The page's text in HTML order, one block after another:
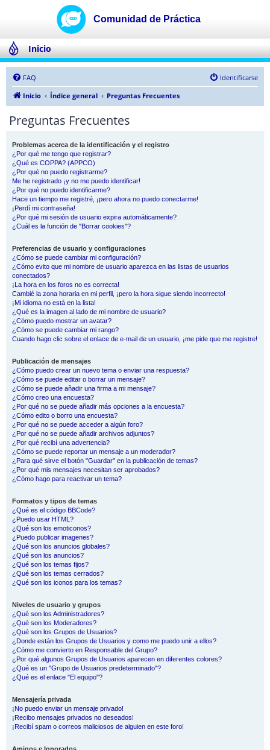
Inicio
FAQ
Identificarse
Inicio
Índice general Preguntas Frecuentes
Preguntas Frecuentes
Problemas acerca de la identificación y el registro
¿Por qué me tengo que registrar?
¿Qué es COPPA? (APPCO)
¿Por qué no puedo registrarme?
Me he registrado ¡y no me puedo identificar!
¿Por qué no puedo identificarme?
Hace un tiempo me registré, ¡pero ahora no puedo conectarme!
¡Perdí mi contraseña!
¿Por qué mi sesión de usuario expira automáticamente?
¿Cuál es la función de "Borrar cookies"?
Preferencias de usuario y configuraciones
¿Cómo se puede cambiar mi configuración?
¿Cómo evito que mi nombre de usuario aparezca en las listas de usuarios
conectados?
¡La hora en los foros no es correcta!
Cambié la zona horaria en mi perfil, ¡pero la hora sigue siendo incorrecto!
¡Mi idioma no está en la lista!
¿Qué es la imagen al lado de mi nombre de usuario?
¿Cómo puedo mostrar un avatar?
¿Cómo se puede cambiar mi rango?
Cuando hago clic sobre el enlace de e-mail de un usuario, ¡me pide que me registre!
Publicación de mensajes
¿Cómo puedo crear un nuevo tema o enviar una respuesta?
¿Cómo se puede editar o borrar un mensaje?
¿Cómo se puede añadir una firma a mi mensaje?
¿Cómo creo una encuesta?
¿Por qué no se puede añadir más opciones a la encuesta?
¿Cómo edito o borro una encuesta?
¿Por qué no se puede acceder a algún foro?
¿Por qué no se puede añadir archivos adjuntos?
¿Por qué recibí una advertencia?
¿Cómo se puede reportar un mensaje a un moderador?
¿Para qué sirve el botón "Guardar" en la publicación de temas?
¿Por qué mis mensajes necesitan ser aprobados?
¿Cómo hago para reactivar un tema?
Formatos y tipos de temas
¿Qué es el código BBCode?
¿Puedo usar HTML?
¿Qué son los emoticonos?
¿Puedo publicar imagenes?
¿Qué son los anuncios globales?
¿Qué son los anuncios?
¿Qué son los temas fijos?
¿Qué son los temas cerrados?
¿Qué son los iconos para los temas?
Niveles de usuario y grupos
¿Qué son los Administradores?
¿Qué son los Moderadores?
¿Qué son los Grupos de Usuarios?
¿Donde están los Grupos de Usuarios y como me puedo unir a ellos?
¿Cómo me convierto en Responsable del Grupo?
¿Por qué algunos Grupos de Usuarios aparecen en diferentes colores?
¿Qué es un "Grupo de Usuarios predeterminado"?
¿Qué es el enlace "El equipo"?
Mensajería privada
¡No puedo enviar un mensaje privado!
¡Recibo mensajes privados no deseados!
¡Recibí spam o correos maliciosos de alguien en este foro!